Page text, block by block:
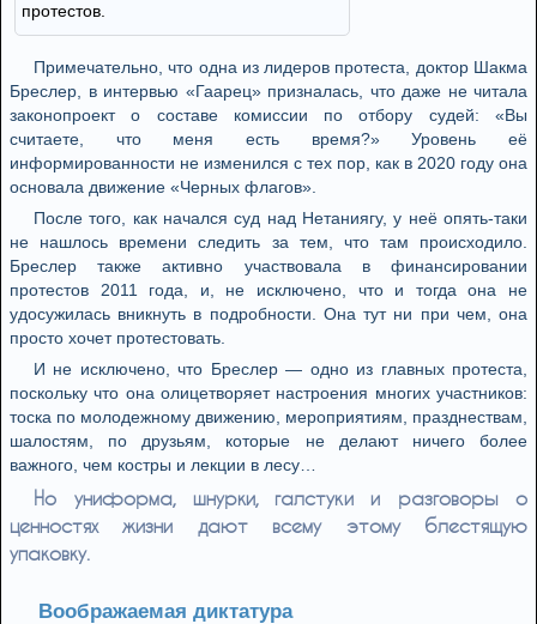
протестов.
Примечательно, что одна из лидеров протеста, доктор Шакма
Бреслер, в интервью «Гаарец» призналась, что даже не читала
законопроект о составе комиссии по отбору судей: «Вы
считаете, что меня есть время?» Уровень её
информированности не изменился с тех пор, как в 2020 году она
основала движение «Черных флагов».
После того, как начался суд над Нетаниягу, у неё опять-таки
не нашлось времени следить за тем, что там происходило.
Бреслер также активно участвовала в финансировании
протестов 2011 года, и, не исключено, что и тогда она не
удосужилась вникнуть в подробности. Она тут ни при чем, она
просто хочет протестовать.
И не исключено, что Бреслер — одно из главных протеста,
поскольку что она олицетворяет настроения многих участников:
тоска по молодежному движению, мероприятиям, празднествам,
шалостям, по друзьям, которые не делают ничего более
важного, чем костры и лекции в лесу…
Но униформа, шнурки, галстуки и разговоры о
ценностях жизни дают всему этому блестящую
упаковку.
Воображаемая диктатура